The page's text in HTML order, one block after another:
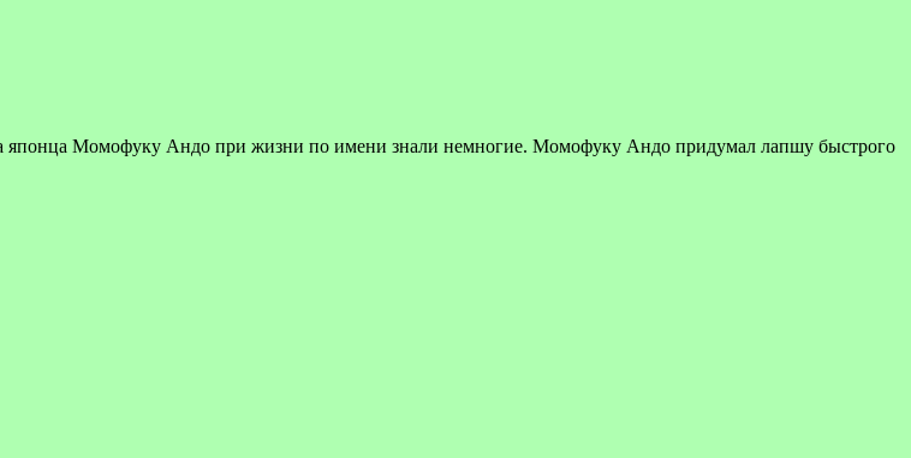
японца Момофуку Андо при жизни по имени знали немногие. Момофуку Андо придумал лапшу быстрого